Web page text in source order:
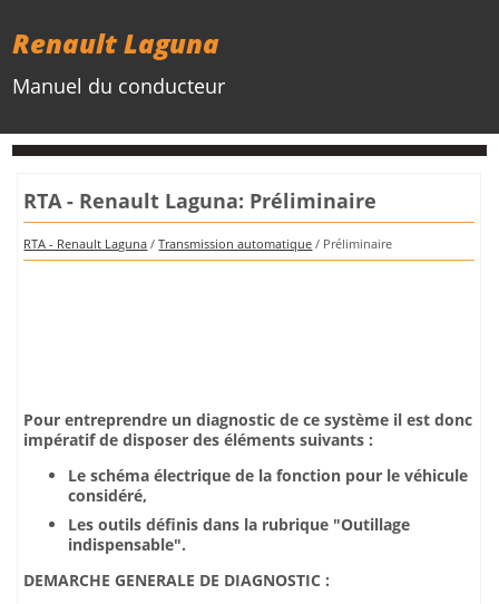
Renault Laguna
Manuel du conducteur
RTA - Renault Laguna: Préliminaire
RTA - Renault Laguna /Transmission automatique / Préliminaire
Pour entreprendre un diagnostic de ce système il est donc
impératif de disposer des éléments suivants :
Le schéma électrique de la fonction pour le véhicule
considéré,
Les outils définis dans la rubrique "Outillage
indispensable".
DEMARCHE GENERALE DE DIAGNOSTIC :